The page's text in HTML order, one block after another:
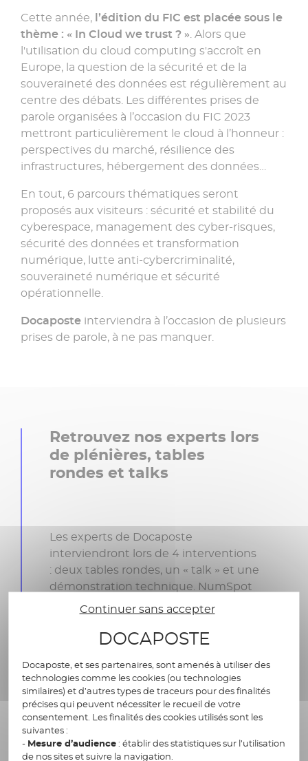
Cette année, l’édition du FIC est placée sous le
thème : « In Cloud we trust ? ». Alors que
l'utilisation du cloud computing s'accroît en
Europe, la question de la sécurité et de la
souveraineté des données est régulièrement au
centre des débats. Les différentes prises de
parole organisées à l’occasion du FIC 2023
mettront particulièrement le cloud à l’honneur :
perspectives du marché, résilience des
infrastructures, hébergement des données…
En tout, 6 parcours thématiques seront
proposés aux visiteurs : sécurité et stabilité du
cyberespace, management des cyber-risques,
sécurité des données et transformation
numérique, lutte anti-cybercriminalité,
souveraineté numérique et sécurité
opérationnelle.
Docaposte interviendra à l’occasion de plusieurs
prises de parole, à ne pas manquer.
Retrouvez nos experts lors
de plénières, tables
rondes et talks
Les experts de Docaposte
interviendront lors de 4 interventions
: deux tables rondes, un « talk » et une
démonstration technique. NumSpot
vous donne rendez-vous pour une
ID & KYC Forum, salle 3.2 | Table
ronde d’ouverture : « Les défis et
les orientations de l’écosystème
identité en France », mercredi 5
avril 2023 09:45 à 11:00, avec
Candice Dauge, Directrice de la
Continuer sans accepter
DOCAPOSTE
Docaposte, et ses partenaires, sont amenés à utiliser des
technologies comme les cookies (ou technologies
similaires) et d’autres types de traceurs pour des finalités
précises qui peuvent nécessiter le recueil de votre
consentement. Les finalités des cookies utilisés sont les
suivantes :
- Mesure d’audience: établir des statistiques sur l’utilisation
de nos sites et suivre la navigation.